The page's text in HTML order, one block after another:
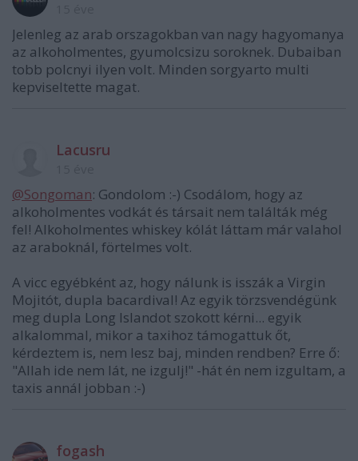
Jelenleg az arab orszagokban van nagy hagyomanya
az alkoholmentes, gyumolcsizu soroknek. Dubaiban
tobb polcnyi ilyen volt. Minden sorgyarto multi
kepviseltette magat.
Lacusru
@Songoman: Gondolom :-) Csodálom, hogy az
alkoholmentes vodkát és társait nem találták még
fel! Alkoholmentes whiskey kólát láttam már valahol
az araboknál, förtelmes volt.
A vicc egyébként az, hogy nálunk is isszák a Virgin
Mojitót, dupla bacardival! Az egyik törzsvendégünk
meg dupla Long Islandot szokott kérni... egyik
alkalommal, mikor a taxihoz támogattuk őt,
kérdeztem is, nem lesz baj, minden rendben? Erre ő:
"Allah ide nem lát, ne izgulj!" -hát én nem izgultam, a
taxis annál jobban :-)
fogash